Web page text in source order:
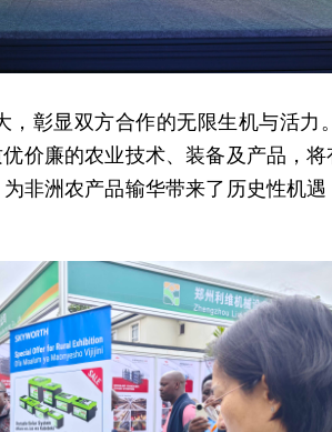
彰显双方合作的无限生机与活
价廉的农业技术、装备及产品，
非洲农产品输华带来了历史性机